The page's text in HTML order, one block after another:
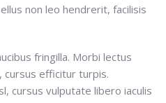
non leo hendrerit, facilisis
fringilla. Morbi lectus
cursus efficitur turpis.
cursus vulputate libero iaculis